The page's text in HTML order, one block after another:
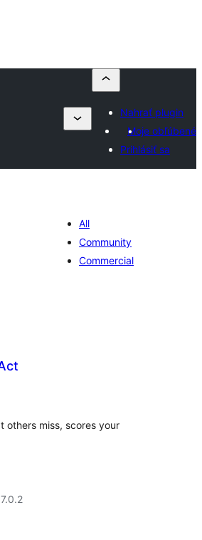
Nahrať plugin
Moje obľúbené
Prihlásiť sa
All
Community
Commercial
others miss, scores your